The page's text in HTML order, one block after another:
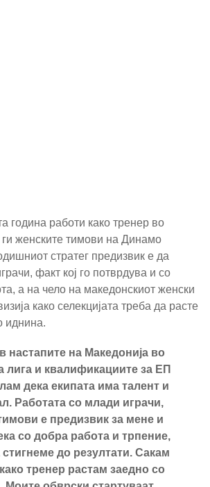
година работи како тренер во
ги женските тимови на Динамо
стратег предизвик е да
факт кој го потврдува и со
а на чело на македонскиот женски
како селекцијата треба да расте
иднина.
настапите на Македонија во
лига и квалификациите за ЕП
дека екипата има талент и
Работата со млади играчи,
е предизвик за мене и
со добра работа и трпение,
до резултати. Сакам
како тренер растам заедно со